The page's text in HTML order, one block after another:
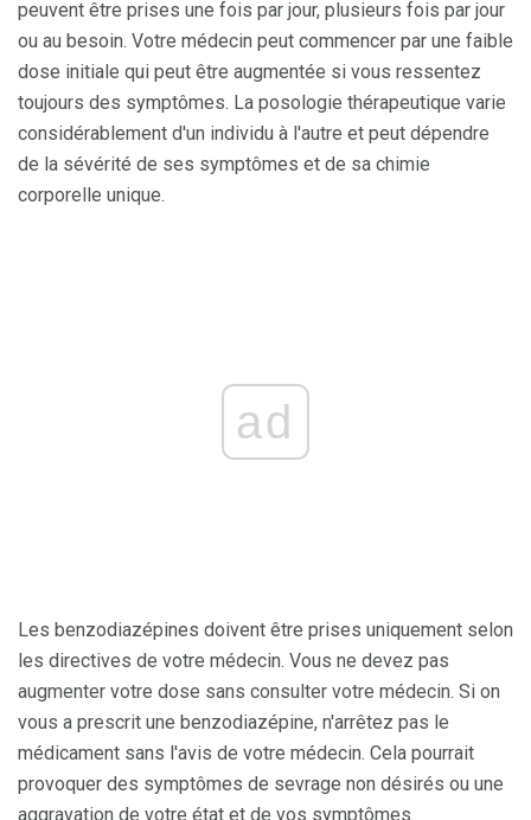
peuvent être prises une fois par jour, plusieurs fois par jour
ou au besoin. Votre médecin peut commencer par une faible
dose initiale qui peut être augmentée si vous ressentez
toujours des symptômes. La posologie thérapeutique varie
considérablement d'un individu à l'autre et peut dépendre
de la sévérité de ses symptômes et de sa chimie
corporelle unique.
ad
Les benzodiazépines doivent être prises uniquement selon
les directives de votre médecin. Vous ne devez pas
augmenter votre dose sans consulter votre médecin. Si on
vous a prescrit une benzodiazépine, n'arrêtez pas le
médicament sans l'avis de votre médecin. Cela pourrait
provoquer des symptômes de sevrage non désirés ou une
aggravation de votre état et de vos symptômes.